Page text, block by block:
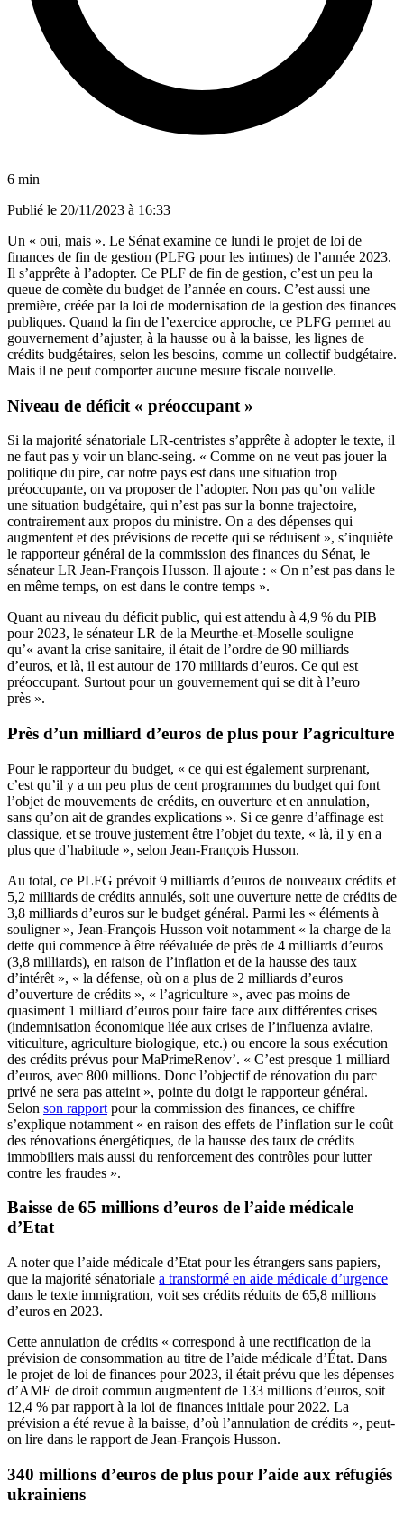
6 min
Publié le 20/11/2023 à 16:33
Un « oui, mais ». Le Sénat examine ce lundi le projet de loi de
finances de fin de gestion (PLFG pour les intimes) de l’année 2023.
Il s’apprête à l’adopter. Ce PLF de fin de gestion, c’est un peu la
queue de comète du budget de l’année en cours. C’est aussi une
première, créée par la loi de modernisation de la gestion des finances
publiques. Quand la fin de l’exercice approche, ce PLFG permet au
gouvernement d’ajuster, à la hausse ou à la baisse, les lignes de
crédits budgétaires, selon les besoins, comme un collectif budgétaire.
Mais il ne peut comporter aucune mesure fiscale nouvelle.
Niveau de déficit « préoccupant »
Si la majorité sénatoriale LR-centristes s’apprête à adopter le texte, il
ne faut pas y voir un blanc-seing. « Comme on ne veut pas jouer la
politique du pire, car notre pays est dans une situation trop
préoccupante, on va proposer de l’adopter. Non pas qu’on valide
une situation budgétaire, qui n’est pas sur la bonne trajectoire,
contrairement aux propos du ministre. On a des dépenses qui
augmentent et des prévisions de recette qui se réduisent », s’inquiète
le rapporteur général de la commission des finances du Sénat, le
sénateur LR Jean-François Husson. Il ajoute : « On n’est pas dans le
en même temps, on est dans le contre temps ».
Quant au niveau du déficit public, qui est attendu à 4,9 % du PIB
pour 2023, le sénateur LR de la Meurthe-et-Moselle souligne
qu’« avant la crise sanitaire, il était de l’ordre de 90 milliards
d’euros, et là, il est autour de 170 milliards d’euros. Ce qui est
préoccupant. Surtout pour un gouvernement qui se dit à l’euro
près ».
Près d’un milliard d’euros de plus pour l’agriculture
Pour le rapporteur du budget, « ce qui est également surprenant,
c’est qu’il y a un peu plus de cent programmes du budget qui font
l’objet de mouvements de crédits, en ouverture et en annulation,
sans qu’on ait de grandes explications ». Si ce genre d’affinage est
classique, et se trouve justement être l’objet du texte, « là, il y en a
plus que d’habitude », selon Jean-François Husson.
Au total, ce PLFG prévoit 9 milliards d’euros de nouveaux crédits et
5,2 milliards de crédits annulés, soit une ouverture nette de crédits de
3,8 milliards d’euros sur le budget général. Parmi les « éléments à
souligner », Jean-François Husson voit notamment « la charge de la
dette qui commence à être réévaluée de près de 4 milliards d’euros
(3,8 milliards), en raison de l’inflation et de la hausse des taux
d’intérêt », « la défense, où on a plus de 2 milliards d’euros
d’ouverture de crédits », « l’agriculture », avec pas moins de
quasiment 1 milliard d’euros pour faire face aux différentes crises
(indemnisation économique liée aux crises de l’influenza aviaire,
viticulture, agriculture biologique, etc.) ou encore la sous exécution
des crédits prévus pour MaPrimeRenov’. « C’est presque 1 milliard
d’euros, avec 800 millions. Donc l’objectif de rénovation du parc
privé ne sera pas atteint », pointe du doigt le rapporteur général.
Selon son rapport pour la commission des finances, ce chiffre
s’explique notamment « en raison des effets de l’inflation sur le coût
des rénovations énergétiques, de la hausse des taux de crédits
immobiliers mais aussi du renforcement des contrôles pour lutter
contre les fraudes ».
Baisse de 65 millions d’euros de l’aide médicale
d’Etat
A noter que l’aide médicale d’Etat pour les étrangers sans papiers,
que la majorité sénatoriale a transformé en aide médicale d’urgence
dans le texte immigration, voit ses crédits réduits de 65,8 millions
d’euros en 2023.
Cette annulation de crédits « correspond à une rectification de la
prévision de consommation au titre de l’aide médicale d’État. Dans
le projet de loi de finances pour 2023, il était prévu que les dépenses
d’AME de droit commun augmentent de 133 millions d’euros, soit
12,4 % par rapport à la loi de finances initiale pour 2022. La
prévision a été revue à la baisse, d’où l’annulation de crédits », peut-
on lire dans le rapport de Jean-François Husson.
340 millions d’euros de plus pour l’aide aux réfugiés
ukrainiens